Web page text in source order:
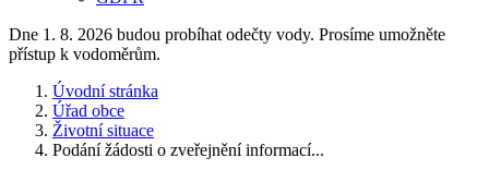
Dne 1. 8. 2026 budou probíhat odečty vody. Prosíme umožněte
přístup k vodoměrům.
Úvodní stránka
Úřad obce
Životní situace
Podání žádosti o zveřejnění informací...